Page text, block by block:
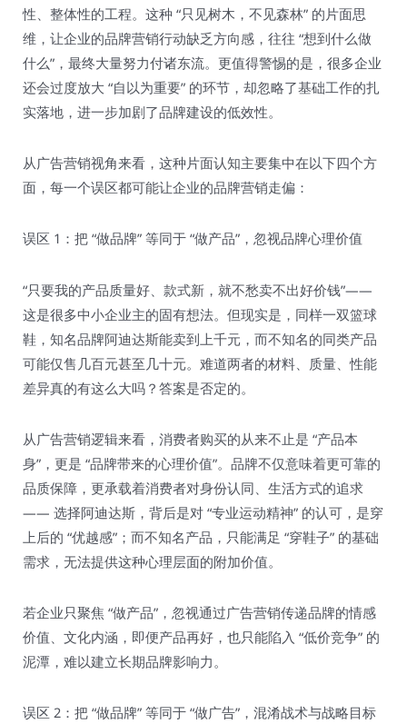
性、整体性的工程。这种 “只见树木，不见森林” 的片面思
维，让企业的品牌营销行动缺乏方向感，往往 “想到什么做
什么”，最终大量努力付诸东流。更值得警惕的是，很多企业
还会过度放大 “自以为重要” 的环节，却忽略了基础工作的扎
实落地，进一步加剧了品牌建设的低效性。​
从广告营销视角来看，这种片面认知主要集中在以下四个方
面，每一个误区都可能让企业的品牌营销走偏：​
误区 1：把 “做品牌” 等同于 “做产品”，忽视品牌心理价值​
“只要我的产品质量好、款式新，就不愁卖不出好价钱”——
这是很多中小企业主的固有想法。但现实是，同样一双篮球
鞋，知名品牌阿迪达斯能卖到上千元，而不知名的同类产品
可能仅售几百元甚至几十元。难道两者的材料、质量、性能
差异真的有这么大吗？答案是否定的。​
从广告营销逻辑来看，消费者购买的从来不止是 “产品本
身”，更是 “品牌带来的心理价值”。品牌不仅意味着更可靠的
品质保障，更承载着消费者对身份认同、生活方式的追求
—— 选择阿迪达斯，背后是对 “专业运动精神” 的认可，是穿
上后的 “优越感”；而不知名产品，只能满足 “穿鞋子” 的基础
需求，无法提供这种心理层面的附加价值。​
若企业只聚焦 “做产品”，忽视通过广告营销传递品牌的情感
价值、文化内涵，即便产品再好，也只能陷入 “低价竞争” 的
泥潭，难以建立长期品牌影响力。​
误区 2：把 “做品牌” 等同于 “做广告”，混淆战术与战略目标​